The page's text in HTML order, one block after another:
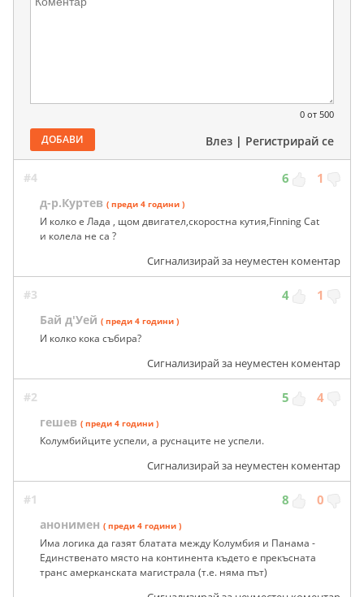
0 от 500
ДОБАВИ Влез | Регистрирай се
#4 6 1
д-р.Куртев ( преди 4 години )
И колко е Лада , щом двигател,скоростна кутия,Finning Cat
и колела не са ?
Сигнализирай за неуместен коментар
#3 4 1
Бай д'Уей ( преди 4 години )
И колко кока събира?
Сигнализирай за неуместен коментар
#2 5 4
гешев ( преди 4 години )
Колумбийците успели, а руснаците не успели.
Сигнализирай за неуместен коментар
#1 8 0
анонимен ( преди 4 години )
Има логика да газят блатата между Колумбия и Панама -
Единственато място на континента където е прекъсната
транс амерканската магистрала (т.е. няма път)